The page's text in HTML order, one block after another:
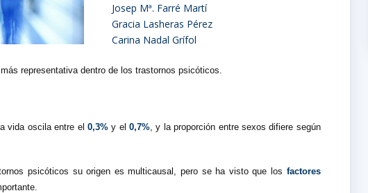
Josep Mª. Farré Martí
Gracia Lasheras Pérez
Carina Nadal Grífol
representativa dentro de los trastornos psicóticos.
vida oscila entre el 0,3%y el0,7% , y la proporción entre sexos difiere según
psicóticos su origen es multicausal, pero se ha visto que los factores